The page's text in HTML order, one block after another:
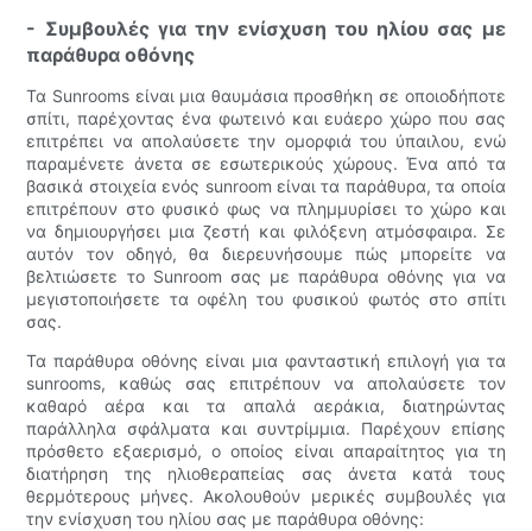
- Συμβουλές για την ενίσχυση του ηλίου σας με
παράθυρα οθόνης
Τα Sunrooms είναι μια θαυμάσια προσθήκη σε οποιοδήποτε
σπίτι, παρέχοντας ένα φωτεινό και ευάερο χώρο που σας
επιτρέπει να απολαύσετε την ομορφιά του ύπαιλου, ενώ
παραμένετε άνετα σε εσωτερικούς χώρους. Ένα από τα
βασικά στοιχεία ενός sunroom είναι τα παράθυρα, τα οποία
επιτρέπουν στο φυσικό φως να πλημμυρίσει το χώρο και
να δημιουργήσει μια ζεστή και φιλόξενη ατμόσφαιρα. Σε
αυτόν τον οδηγό, θα διερευνήσουμε πώς μπορείτε να
βελτιώσετε το Sunroom σας με παράθυρα οθόνης για να
μεγιστοποιήσετε τα οφέλη του φυσικού φωτός στο σπίτι
σας.
Τα παράθυρα οθόνης είναι μια φανταστική επιλογή για τα
sunrooms, καθώς σας επιτρέπουν να απολαύσετε τον
καθαρό αέρα και τα απαλά αεράκια, διατηρώντας
παράλληλα σφάλματα και συντρίμμια. Παρέχουν επίσης
πρόσθετο εξαερισμό, ο οποίος είναι απαραίτητος για τη
διατήρηση της ηλιοθεραπείας σας άνετα κατά τους
θερμότερους μήνες. Ακολουθούν μερικές συμβουλές για
την ενίσχυση του ηλίου σας με παράθυρα οθόνης: